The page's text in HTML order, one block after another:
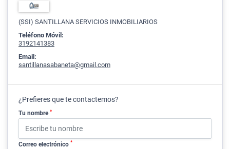
(SSI) SANTILLANA SERVICIOS INMOBILIARIOS
Teléfono Móvil:
3192141383
Email:
santillanasabaneta@gmail.com
¿Prefieres que te contactemos?
Tu nombre *
Correo electrónico *